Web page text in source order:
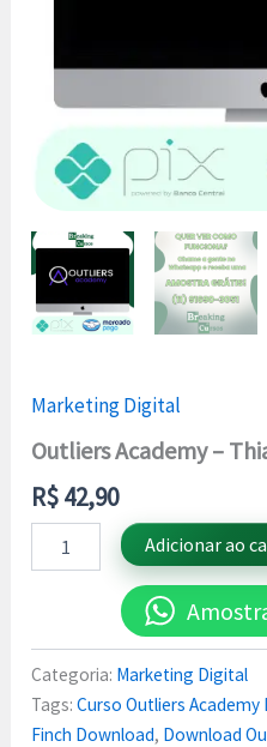
Marketing Digital
Outliers Academy –
R$42,90
Adicionar ao
Categoria: Marketing Digital
Tags:Curso Outliers Academy
Finch Download, Download